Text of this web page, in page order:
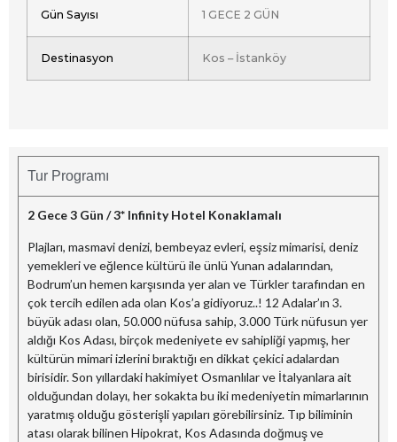
Gün Sayısı 1 GECE 2 GÜN
Destinasyon Kos – İstanköy
Tur Programı
2 Gece 3 Gün / 3* Infinity Hotel Konaklamalı
Plajları, masmavi denizi, bembeyaz evleri, eşsiz mimarisi, deniz
yemekleri ve eğlence kültürü ile ünlü Yunan adalarından,
Bodrum’un hemen karşısında yer alan ve Türkler tarafından en
çok tercih edilen ada olan Kos’a gidiyoruz..! 12 Adalar’ın 3.
büyük adası olan, 50.000 nüfusa sahip, 3.000 Türk nüfusun yer
aldığı Kos Adası, birçok medeniyete ev sahipliği yapmış, her
kültürün mimari izlerini bıraktığı en dikkat çekici adalardan
birisidir. Son yıllardaki hakimiyet Osmanlılar ve İtalyanlara ait
olduğundan dolayı, her sokakta bu iki medeniyetin mimarlarının
yaratmış olduğu gösterişli yapıları görebilirsiniz. Tıp biliminin
atası olarak bilinen Hipokrat, Kos Adasında doğmuş ve